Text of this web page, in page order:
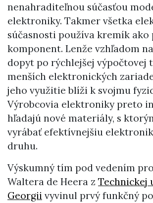
nenahraditeľnou súčasťou
elektroniky. Takmer všetka
súčasnosti používa kremík
komponent. Lenže vzhľadom
dopyt po rýchlejšej výpočtovej
menších elektronických
jeho využitie blíži k svojmu
Výrobcovia elektroniky preto
hľadajú nové materiály, s
vyrábať efektívnejšiu
druhu.
Výskumný tím pod vedením
Waltera de Heera z Technickej
Georgii vyvinul prvý funkčný